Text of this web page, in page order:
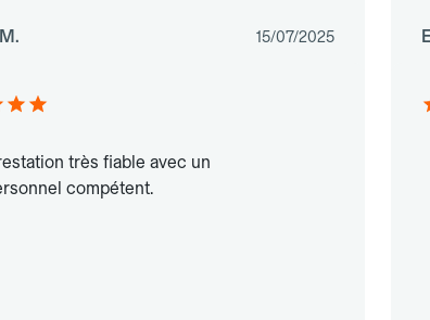
15/07/2025
très fiable avec un
compétent.